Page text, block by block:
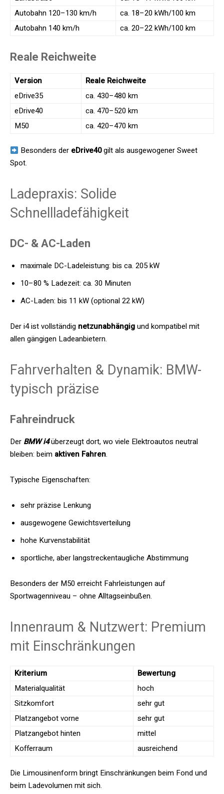
Autobahn 120–130 km/h
ca. 18–20 kWh/100 km
Autobahn 140 km/h
ca. 20–22 kWh/100 km
Reale Reichweite
Version
Reale Reichweite
eDrive35
ca. 430–480 km
eDrive40
ca. 470–520 km
M50
ca. 420–470 km
Besonders der eDrive40gilt als ausgewogener Sweet
Spot.
Ladepraxis: Solide
Schnellladefähigkeit
DC- & AC-Laden
maximale DC-Ladeleistung: bis ca. 205 kW
10–80 % Ladezeit: ca. 30 Minuten
AC-Laden: bis 11 kW (optional 22 kW)
Der i4 ist vollständig netzunabhängigund kompatibel mit
allen gängigen Ladeanbietern.
Fahrverhalten & Dynamik: BMW-
typisch präzise
Fahreindruck
Der BMW i4überzeugt dort, wo viele Elektroautos neutral
bleiben: beim aktiven Fahren.
Typische Eigenschaften:
sehr präzise Lenkung
ausgewogene Gewichtsverteilung
hohe Kurvenstabilität
sportliche, aber langstreckentaugliche Abstimmung
Besonders der M50 erreicht Fahrleistungen auf
Sportwagenniveau – ohne Alltagseinbußen.
Innenraum & Nutzwert: Premium
mit Einschränkungen
Kriterium
Bewertung
Materialqualität
hoch
Sitzkomfort
sehr gut
Platzangebot vorne
sehr gut
Platzangebot hinten
mittel
Kofferraum
ausreichend
Die Limousinenform bringt Einschränkungen beim Fond und
beim Ladevolumen mit sich.